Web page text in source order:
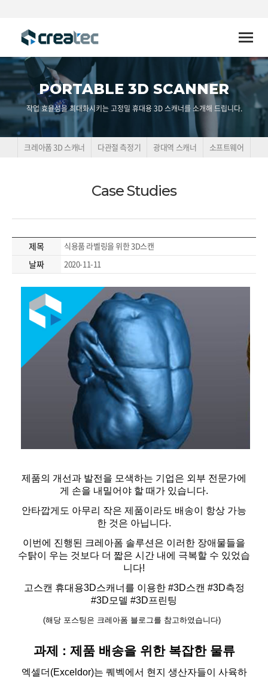
Toggle
PORTABLE 3D SCANNER
작업 효율성을 최대화시키는 고정밀 휴대용 3D 스캐너를 소개해 드립니다.
크레아폼 3D 스캐너 다관절 측정기 광대역 스캐너 소프트웨어
Case Studies
제목 식용품 라벨링을 위한 3D스캔
날짜 2020-11-11